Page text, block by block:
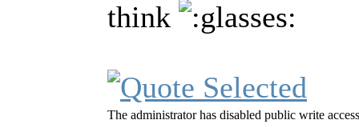
think
The administrator has disabled public write